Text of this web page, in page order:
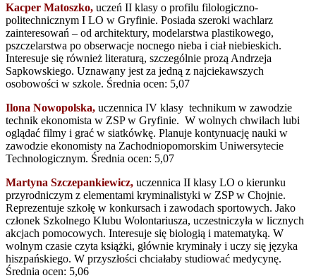
Kacper Matoszko, uczeń II klasy o profilu filologiczno-
politechnicznym I LO w Gryfinie. Posiada szeroki wachlarz
zainteresowań – od architektury, modelarstwa plastikowego,
pszczelarstwa po obserwacje nocnego nieba i ciał niebieskich.
Interesuje się również literaturą, szczególnie prozą Andrzeja
Sapkowskiego. Uznawany jest za jedną z najciekawszych
osobowości w szkole. Średnia ocen: 5,07
Ilona Nowopolska, uczennica IV klasy technikum w zawodzie
technik ekonomista w ZSP w Gryfinie. W wolnych chwilach lubi
oglądać filmy i grać w siatkówkę. Planuje kontynuację nauki w
zawodzie ekonomisty na Zachodniopomorskim Uniwersytecie
Technologicznym. Średnia ocen: 5,07
Martyna Szczepankiewicz, uczennica II klasy LO o kierunku
przyrodniczym z elementami kryminalistyki w ZSP w Chojnie.
Reprezentuje szkołę w konkursach i zawodach sportowych. Jako
członek Szkolnego Klubu Wolontariusza, uczestniczyła w licznych
akcjach pomocowych. Interesuje się biologią i matematyką. W
wolnym czasie czyta książki, głównie kryminały i uczy się języka
hiszpańskiego. W przyszłości chciałaby studiować medycynę.
Średnia ocen: 5,06